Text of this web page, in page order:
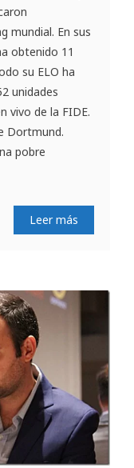
mundial. En sus
obtenido 11
su ELO ha
unidades
vivo de la FIDE.
Dortmund.
pobre
Leer más